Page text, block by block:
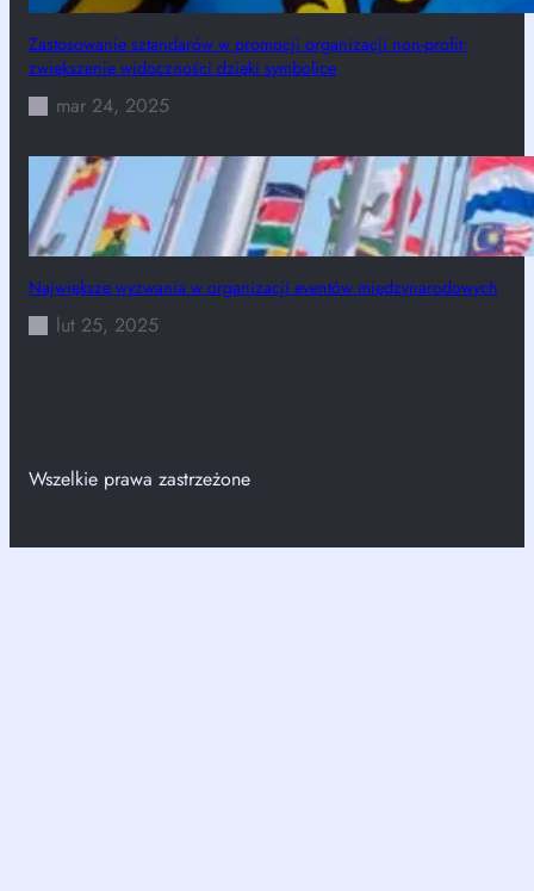
Zastosowanie sztandarów w promocji organizacji non-profit:
zwiększenie widoczności dzięki symbolice
mar 24, 2025
Największe wyzwania w organizacji eventów międzynarodowych
lut 25, 2025
Wszelkie prawa zastrzeżone